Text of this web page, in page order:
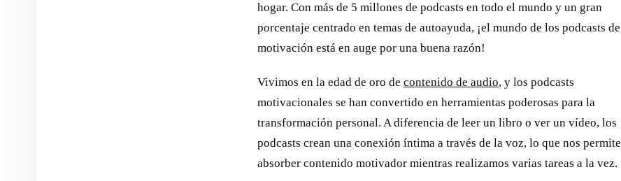
hogar. Con más de 5 millones de podcasts en todo el mundo y un gran
porcentaje centrado en temas de autoayuda, ¡el mundo de los podcasts de
motivación está en auge por una buena razón!
Vivimos en la edad de oro de contenido de audio, y los podcasts
motivacionales se han convertido en herramientas poderosas para la
transformación personal. A diferencia de leer un libro o ver un vídeo, los
podcasts crean una conexión íntima a través de la voz, lo que nos permite
absorber contenido motivador mientras realizamos varias tareas a la vez.